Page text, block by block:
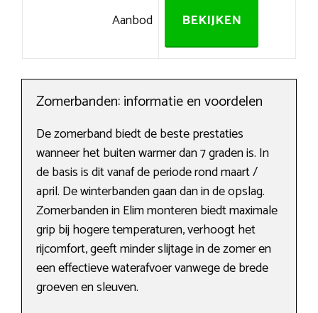
Aanbod BEKIJKEN
Zomerbanden: informatie en voordelen
De zomerband biedt de beste prestaties
wanneer het buiten warmer dan 7 graden is. In
de basis is dit vanaf de periode rond maart /
april. De winterbanden gaan dan in de opslag.
Zomerbanden in Elim monteren biedt maximale
grip bij hogere temperaturen, verhoogt het
rijcomfort, geeft minder slijtage in de zomer en
een effectieve waterafvoer vanwege de brede
groeven en sleuven.